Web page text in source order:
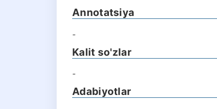
Annotatsiya
-
Kalit so'zlar
-
Adabiyotlar